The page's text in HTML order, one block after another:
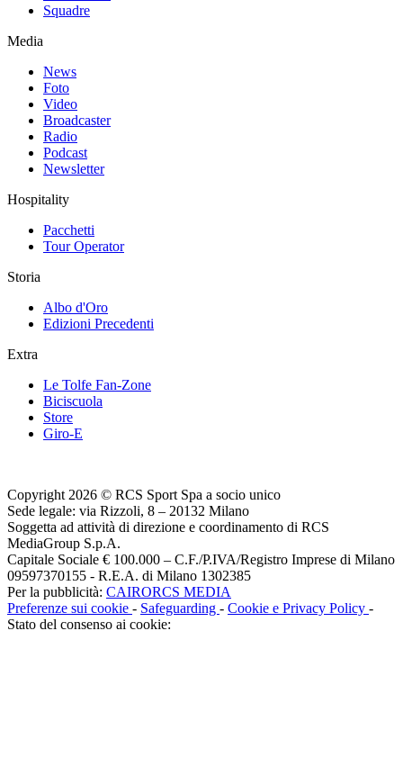
Squadre
Media
News
Foto
Video
Broadcaster
Radio
Podcast
Newsletter
Hospitality
Pacchetti
Tour Operator
Storia
Albo d'Oro
Edizioni Precedenti
Extra
Le Tolfe Fan-Zone
Biciscuola
Store
Giro-E
Copyright 2026 © RCS Sport Spa a socio unico
Sede legale: via Rizzoli, 8 – 20132 Milano
Soggetta ad attività di direzione e coordinamento di RCS
MediaGroup S.p.A.
Capitale Sociale € 100.000 – C.F./P.IVA/Registro Imprese di Milano
09597370155 - R.E.A. di Milano 1302385
Per la pubblicità: CAIRORCS MEDIA
Preferenze sui cookie - Safeguarding - Cookie e Privacy Policy -
Stato del consenso ai cookie: